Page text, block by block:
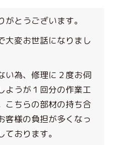
とうございます。
大変お世話になりまし
い為、修理に２度お伺
ようが１回分の作業工
こちらの部材の持ち合
客様の負担が多くなっ
おります。